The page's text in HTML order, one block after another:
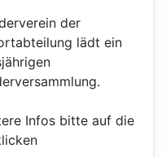
der
lädt ein
Infos bitte auf die